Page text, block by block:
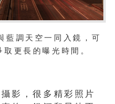
藍調天空一同入鏡，可
更長的曝光時間。
影，很多精彩照片